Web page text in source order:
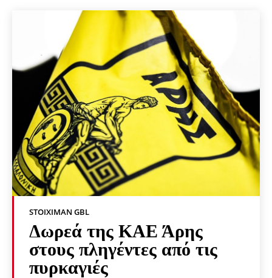
STOIXIMAN GBL
Δωρεά της ΚΑΕ Άρης
στους πληγέντες από τις
πυρκαγιές